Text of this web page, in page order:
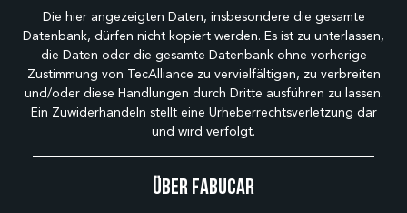
Über Fabucar
Die hier angezeigten Daten, insbesondere die gesamte
Datenbank, dürfen nicht kopiert werden. Es ist zu unterlassen,
die Daten oder die gesamte Datenbank ohne vorherige
Zustimmung von TecAlliance zu vervielfältigen, zu verbreiten
und/oder diese Handlungen durch Dritte ausführen zu lassen.
Ein Zuwiderhandeln stellt eine Urheberrechtsverletzung dar
und wird verfolgt.